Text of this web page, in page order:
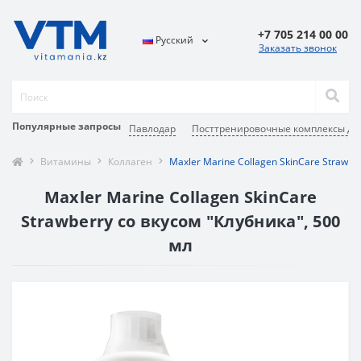
Популярные запросы Павлодар Посттренировочные комплексы
Русский +7 705 214 00 00
Заказать звонок
Витамины Коллаген Maxler Marine Collagen SkinCare
Maxler Marine Collagen SkinCare
Strawberry со вкусом "Клубника", 500
мл